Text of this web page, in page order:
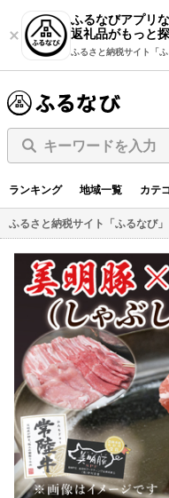
ふるなびアプリ
返礼品がもっと
ふるさと納税サイト「ふ
キーワードを入力
ランキング 地域一覧 カテ
ふるさと納税サイト「ふるなび」